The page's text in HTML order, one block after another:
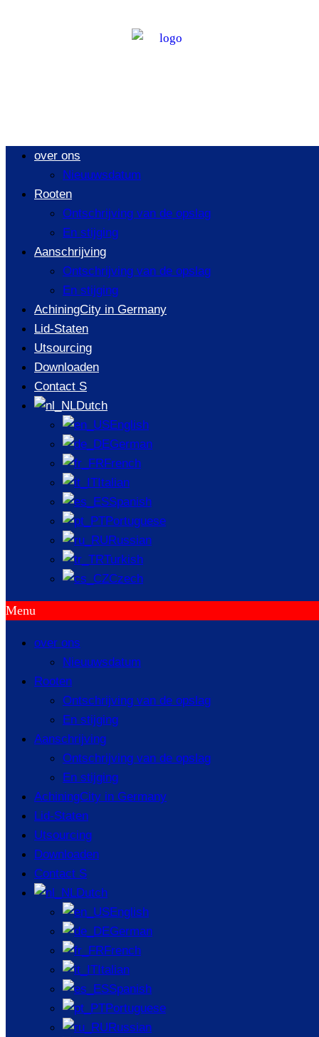
over ons
Nieuuwsdatum
Rooten
Ontschrijving van de opslag
En stijging
Aanschrijving
Ontschrijving van de opslag
En stijging
AchiningCity in Germany
Lid-Staten
Utsourcing
Downloaden
Contact S
Dutch
English
German
French
Italian
Spanish
Portuguese
Russian
Turkish
Czech
Menu
over ons
Nieuuwsdatum
Rooten
Ontschrijving van de opslag
En stijging
Aanschrijving
Ontschrijving van de opslag
En stijging
AchiningCity in Germany
Lid-Staten
Utsourcing
Downloaden
Contact S
Dutch
English
German
French
Italian
Spanish
Portuguese
Russian
Key Business
Casting Industry
in 2026
NIEUUWSDATUM
CASTING INDUSTRY IN 2026